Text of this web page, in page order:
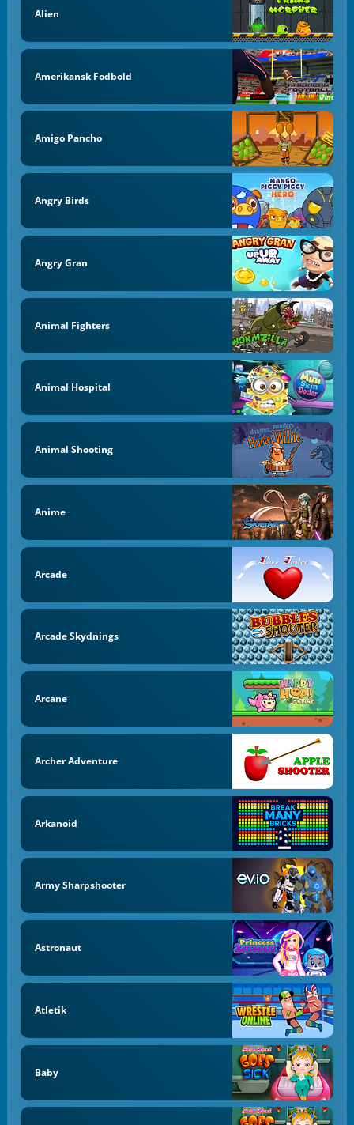
Alien
Amerikansk Fodbold
Amigo Pancho
Angry Birds
Angry Gran
Animal Fighters
Animal Hospital
Animal Shooting
Anime
Arcade
Arcade Skydnings
Arcane
Archer Adventure
Arkanoid
Army Sharpshooter
Astronaut
Atletik
Baby